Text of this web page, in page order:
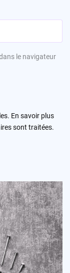
le navigateur
En savoir plus
sont traitées.